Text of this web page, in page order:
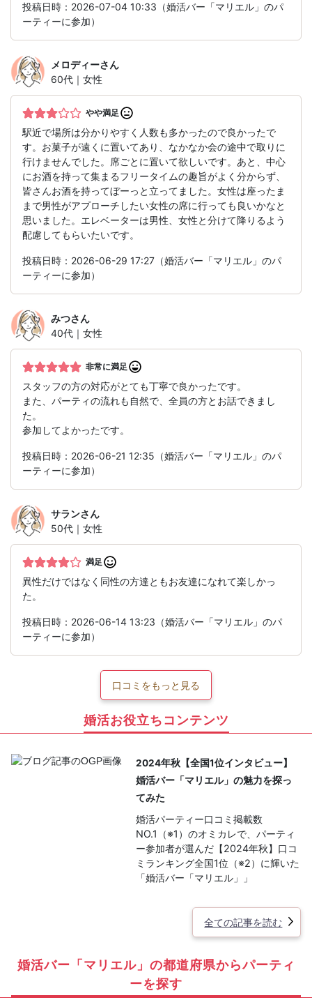
投稿日時：2026-07-04 10:33（婚活バー「マリエル」のパ
ーティーに参加）
メロディーさん
60代｜女性
やや満足
駅近で場所は分かりやすく人数も多かったので良かったで
す。お菓子が遠くに置いてあり、なかなか会の途中で取りに
行けませんでした。席ごとに置いて欲しいです。あと、中心
にお酒を持って集まるフリータイムの趣旨がよく分からず、
皆さんお酒を持ってぼーっと立ってました。女性は座ったま
まで男性がアプローチしたい女性の席に行っても良いかなと
思いました。エレベーターは男性、女性と分けて降りるよう
配慮してもらいたいです。
投稿日時：2026-06-29 17:27（婚活バー「マリエル」のパ
ーティーに参加）
みつさん
40代｜女性
非常に満足
スタッフの方の対応がとても丁寧で良かったです。
また、パーティの流れも自然で、全員の方とお話できまし
た。
参加してよかったです。
投稿日時：2026-06-21 12:35（婚活バー「マリエル」のパ
ーティーに参加）
サランさん
50代｜女性
満足
異性だけではなく同性の方達ともお友達になれて楽しかっ
た。
投稿日時：2026-06-14 13:23（婚活バー「マリエル」のパ
ーティーに参加）
口コミをもっと見る
婚活お役立ちコンテンツ
2024年秋【全国1位インタビュー】
婚活バー「マリエル」の魅力を探っ
てみた
婚活パーティー口コミ掲載数
NO.1（※1）のオミカレで、パーティ
ー参加者が選んだ【2024年秋】口コ
ミランキング全国1位（※2）に輝いた
「婚活バー「マリエル」」
全ての記事を読む
婚活バー「マリエル」の都道府県からパーティ
ーを探す